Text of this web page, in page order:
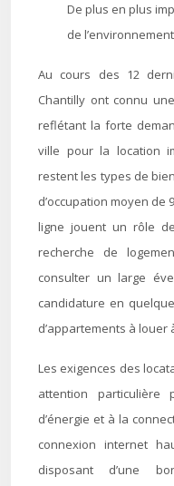
De plus en plus
de
Au cours des 12
Chantilly ont connu
reflétant la forte
ville pour la location
restent les types de
d’occupation moyen de
ligne jouent un rôle
recherche de
consulter un large
candidature en
d’appartements à louer
Les exigences des
attention particulière
d’énergie et à la
connexion internet
disposant d’une